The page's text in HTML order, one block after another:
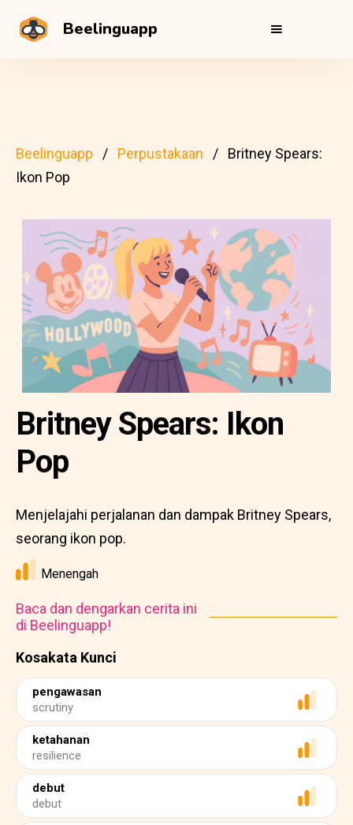
Beelinguapp
Beelinguapp Perpustakaan
Britney Spears:
Ikon Pop
Kosakata Kunci
pengawasan
scrutiny
ketahanan
resilience
debut
debut
Britney Spears: Ikon
Pop
Menjelajahi perjalanan dan dampak Britney Spears,
seorang ikon pop.
Menengah
Baca dan dengarkan cerita ini
di Beelinguapp!